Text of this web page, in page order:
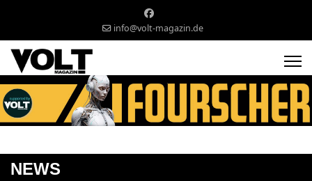
info@volt-magazin.de
NEWS